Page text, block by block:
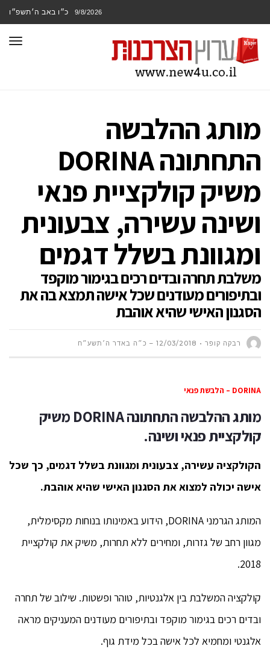
9/8/2026 כ״ו באב ה׳תשפ״ו
מותג ההלבשה
התחתונה DORINA
משיק קולקציית פנאי
ושינה עשירה, צבעונית
ומגוונת בשלל דגמים
משלבת תחרה ובדים רכים בגימור מוקפד
ובתיפורים מעודנים שכל אישה תמצא בה את
הסגנון האישי שהיא אוהבת
רבקה קופר 12/03/2018 – כ״ה באדר ה׳תשע״ח
DORINA – הלבשת פנאי
מותג ההלבשה התחתונהDORINA משיק
קולקציית פנאי ושינה.
הקולקציה עשירה, צבעונית ומגוונת בשלל דגמים, כך שכל
אישה יכולה למצוא את הסגנון האישי שהיא אוהבת.
המותג הגרמני DORINA, הידוע באמינותו בנוחות מקסימלית,
מגוון רחב של גזרות, ומחירים ללא תחרות, משיק את קולקציית
2018.
קולקציה המשלבת בין אלגנטיות, טוהר ופשטות. שילוב של תחרה
ובדים רכים בגימור מוקפד ובתיפורים מעודנים המעניקים מראה
אלגנטי ומחמיא לכל אישה בכל מידת גוף.